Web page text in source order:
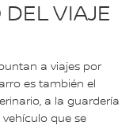
VIAJE
a viajes por
es también el
a la guardería
que se